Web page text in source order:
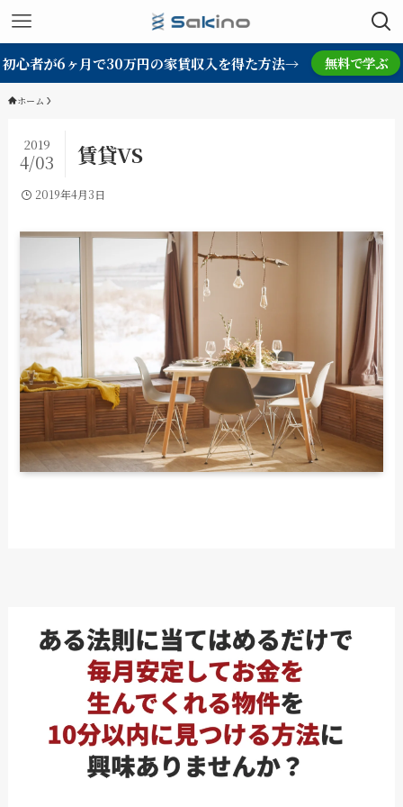
初心者が6ヶ月で30万円の家賃収入を得た方法→ 無料で学ぶ
ホーム
賃貸VS
2019
4/03
2019年4月3日